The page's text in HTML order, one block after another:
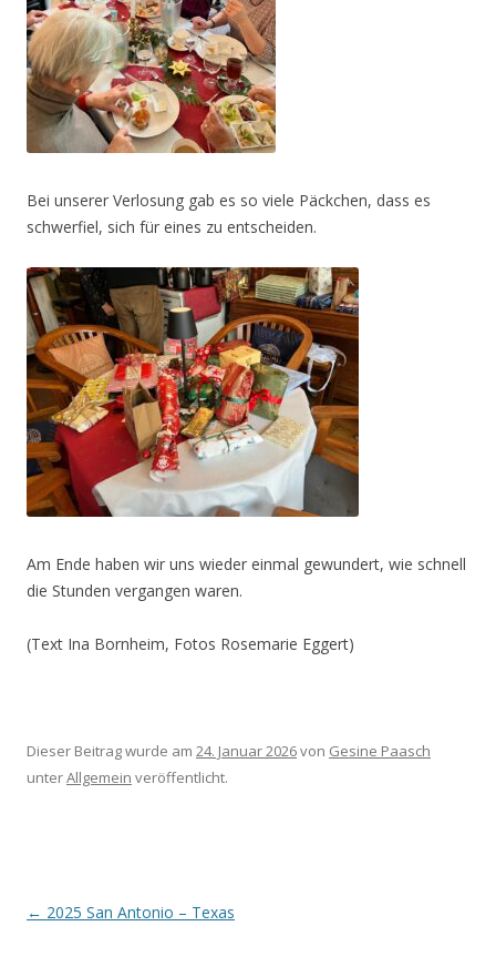
Bei unserer Verlosung gab es so viele Päckchen, dass es
schwerfiel, sich für eines zu entscheiden.
Am Ende haben wir uns wieder einmal gewundert, wie schnell
die Stunden vergangen waren.
(Text Ina Bornheim, Fotos Rosemarie Eggert)
Dieser Beitrag wurde am 24. Januar 2026von Gesine Paasch
unterAllgemein veröffentlicht.
Beitragsnavigation
← 2025 San Antonio – Texas